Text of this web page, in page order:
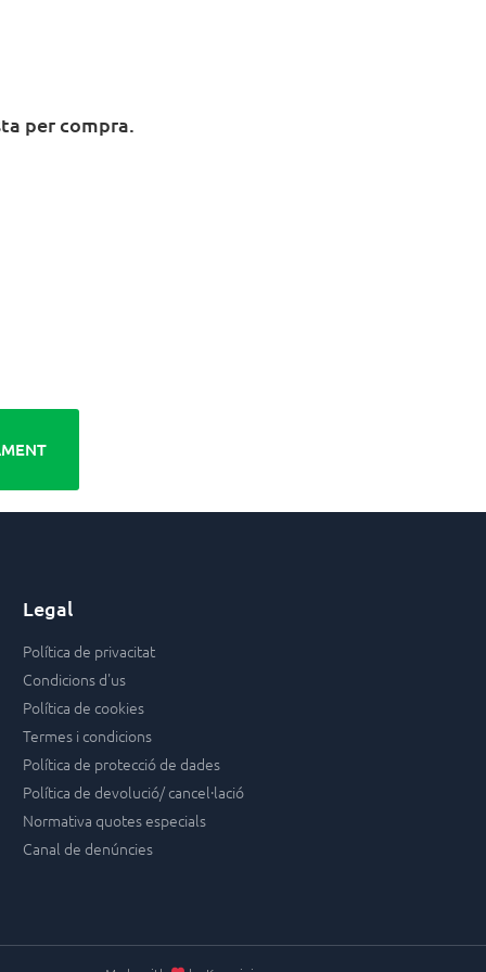
per compra.
Legal
Política de privacitat
Condicions d'us
Política de cookies
Termes i condicions
Política de protecció de dades
Política de devolució/ cancel·lació
Normativa quotes especials
Canal de denúncies